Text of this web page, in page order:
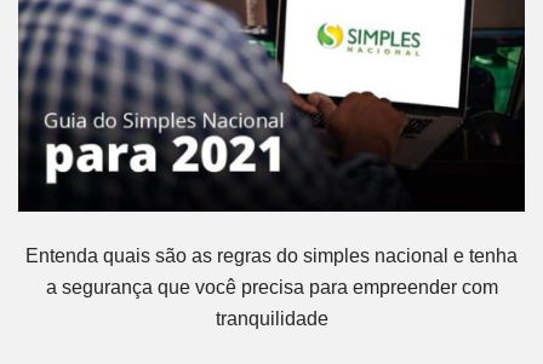
Entenda quais são as regras do simples nacional e tenha
a segurança que você precisa para empreender com
tranquilidade